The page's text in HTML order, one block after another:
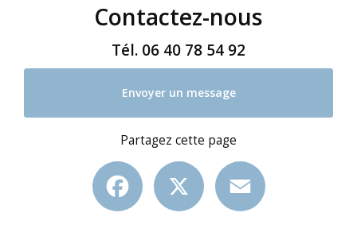
Contactez-nous
Tél. 06 40 78 54 92
Envoyer un message
Partagez cette page
Facebook